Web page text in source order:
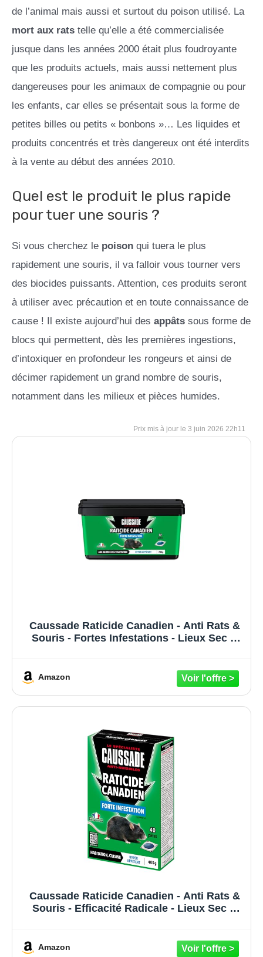
de l’animal mais aussi et surtout du poison utilisé. La
mort aux rats telle qu’elle a été commercialisée
jusque dans les années 2000 était plus foudroyante
que les produits actuels, mais aussi nettement plus
dangereuses pour les animaux de compagnie ou pour
les enfants, car elles se présentait sous la forme de
petites billes ou petits « bonbons »… Les liquides et
produits concentrés et très dangereux ont été interdits
à la vente au début des années 2010.
Quel est le produit le plus rapide
pour tuer une souris ?
Si vous cherchez le poison qui tuera le plus
rapidement une souris, il va falloir vous tourner vers
des biocides puissants. Attention, ces produits seront
à utiliser avec précaution et en toute connaissance de
cause ! Il existe aujourd’hui des appâts sous forme de
blocs qui permettent, dès les premières ingestions,
d’intoxiquer en profondeur les rongeurs et ainsi de
décimer rapidement un grand nombre de souris,
notamment dans les milieux et pièces humides.
3 juin 2026 22h11
Caussade Raticide Canadien - Anti Rats &
Souris - Fortes Infestations - Lieux Sec &
Amazon
Caussade Raticide Canadien - Anti Rats &
Souris - Efficacité Radicale - Lieux Sec &
– 400g CARPT400
Amazon